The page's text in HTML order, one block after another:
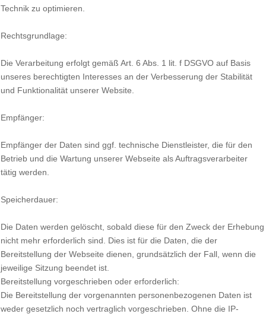
Technik zu optimieren.
Rechtsgrundlage:
Die Verarbeitung erfolgt gemäß Art. 6 Abs. 1 lit. f DSGVO auf Basis
unseres berechtigten Interesses an der Verbesserung der Stabilität
und Funktionalität unserer Website.
Empfänger:
Empfänger der Daten sind ggf. technische Dienstleister, die für den
Betrieb und die Wartung unserer Webseite als Auftragsverarbeiter
tätig werden.
Speicherdauer:
Die Daten werden gelöscht, sobald diese für den Zweck der Erhebung
nicht mehr erforderlich sind. Dies ist für die Daten, die der
Bereitstellung der Webseite dienen, grundsätzlich der Fall, wenn die
jeweilige Sitzung beendet ist.
Bereitstellung vorgeschrieben oder erforderlich:
Die Bereitstellung der vorgenannten personenbezogenen Daten ist
weder gesetzlich noch vertraglich vorgeschrieben. Ohne die IP-